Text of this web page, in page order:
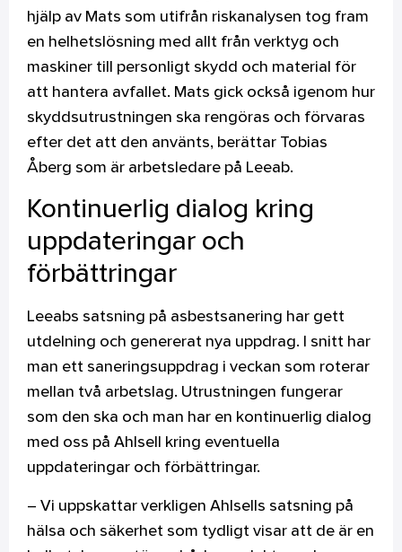
hjälp av Mats som utifrån riskanalysen tog fram
en helhetslösning med allt från verktyg och
maskiner till personligt skydd och material för
att hantera avfallet. Mats gick också igenom hur
skyddsutrustningen ska rengöras och förvaras
efter det att den använts, berättar Tobias
Åberg som är arbetsledare på Leeab.
Kontinuerlig dialog kring
uppdateringar och
förbättringar
Leeabs satsning på asbestsanering har gett
utdelning och genererat nya uppdrag. I snitt har
man ett saneringsuppdrag i veckan som roterar
mellan två arbetslag. Utrustningen fungerar
som den ska och man har en kontinuerlig dialog
med oss på Ahlsell kring eventuella
uppdateringar och förbättringar.
– Vi uppskattar verkligen Ahlsells satsning på
hälsa och säkerhet som tydligt visar att de är en